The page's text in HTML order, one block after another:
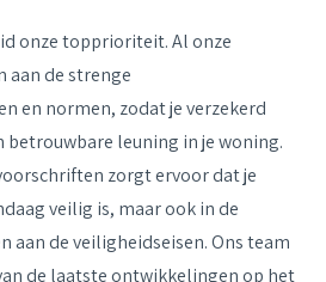
onze topprioriteit. Al onze
de strenge
en normen, zodat je verzekerd
betrouwbare leuning in je woning.
zorgt ervoor dat je
veilig is, maar ook in de
de veiligheidseisen. Ons team
de laatste ontwikkelingen op het